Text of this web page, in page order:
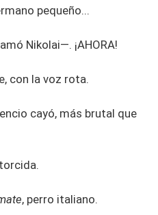
pequeño...
Nikolai—. ¡AHORA!
con la voz rota.
cayó, más brutal que
, perro italiano.